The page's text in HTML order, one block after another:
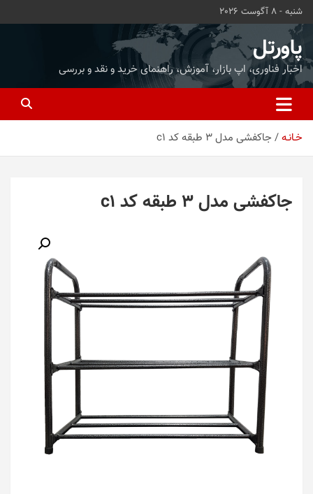
محتوا
بروید
شنبه - 8 آگوست 2026
پاورتل
اخبار فناوری، اپ بازار، آموزش، راهنمای خرید و نقد و بررسی
خـانـه جاکفشی مدل 3 طبقه کد c1
جاکفشی مدل 3 طبقه کد c1